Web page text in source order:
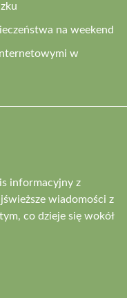
na weekend
w
informacyjny z
wiadomości z
co dzieje się wokół